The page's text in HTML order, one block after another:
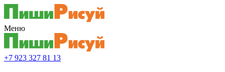
Меню
+7 923 327 81 13